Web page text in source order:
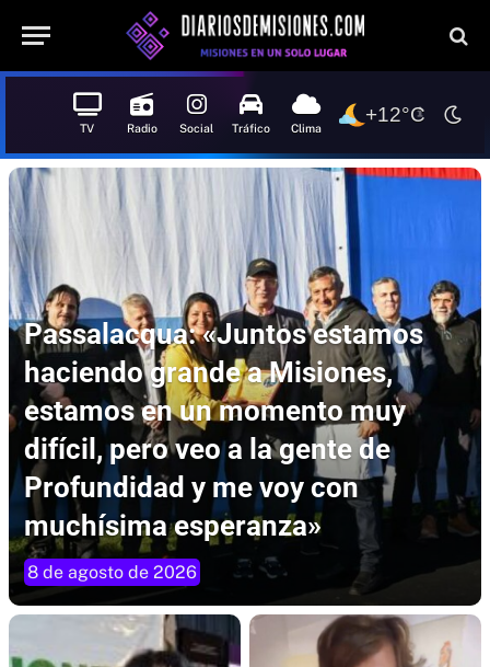
TV Radio Social Tráfico Clima
+12°C
Passalacqua: «Juntos estamos
haciendo grande a Misiones,
estamos en un momento muy
difícil, pero veo a la gente de
Profundidad y me voy con
muchísima esperanza»
8 de agosto de 2026